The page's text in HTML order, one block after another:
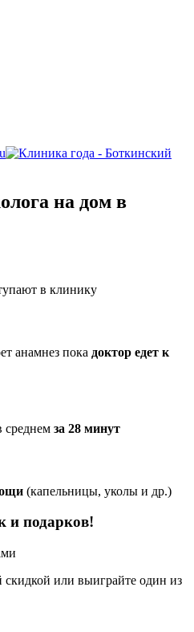
на дом в
в клинику
анамнез пока доктор едет к
среднем за 28 минут
(капельницы, уколы и др.)
и подарков!
или выиграйте один из